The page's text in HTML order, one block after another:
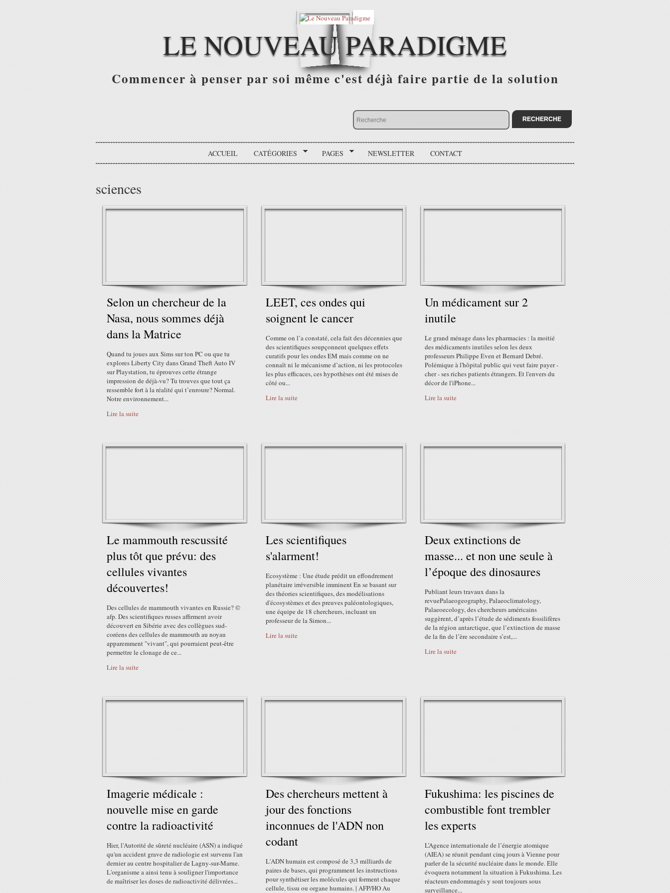
LE NOUVEAU PARADIGME
Commencer à penser par soi même c'est déjà faire partie de la solution
ACCUEIL CATÉGORIES PAGES NEWSLETTER CONTACT
sciences
Selon un chercheur de la
Nasa, nous sommes déjà
dans la Matrice
Quand tu joues aux Sims sur ton PC ou que tu
explores Liberty City dans Grand Theft Auto IV
sur Playstation, tu éprouves cette étrange
impression de déjà-vu? Tu trouves que tout ça
ressemble fort à la réalité qui t’enroure? Normal.
Notre environnement...
Lire la suite
LEET, ces ondes qui
soignent le cancer
Comme on l’a constaté, cela fait des décennies que
des scientifiques soupçonnent quelques effets
curatifs pour les ondes EM mais comme on ne
connaît ni le mécanisme d’action, ni les protocoles
les plus efficaces, ces hypothèses ont été mises de
côté ou...
Lire la suite
Un médicament sur 2
inutile
Le grand ménage dans les pharmacies : la moitié
des médicaments inutiles selon les deux
professeurs Philippe Even et Bernard Debré.
Polémique à l'hôpital public qui veut faire payer -
cher - ses riches patients étrangers. Et l'envers du
décor de l'iPhone...
Lire la suite
Le mammouth rescussité
plus tôt que prévu: des
cellules vivantes
découvertes!
Des cellules de mammouth vivantes en Russie? ©
afp. Des scientifiques russes affirment avoir
découvert en Sibérie avec des collègues sud-
coréens des cellules de mammouth au noyau
apparemment "vivant", qui pourraient peut-être
permettre le clonage de ce...
Lire la suite
Les scientifiques
s'alarment!
Ecosystème : Une étude prédit un effondrement
planétaire irréversible imminent En se basant sur
des théories scientifiques, des modélisations
d'écosystèmes et des preuves paléontologiques,
une équipe de 18 chercheurs, incluant un
professeur de la Simon...
Lire la suite
Deux extinctions de
masse... et non une seule à
l’époque des dinosaures
Publiant leurs travaux dans la
revuePalaeogeography, Palaeoclimatology,
Palaeoecology, des chercheurs américains
suggèrent, d’après l’étude de sédiments fossilifères
de la région antarctique, que l’extinction de masse
de la fin de l’ère secondaire s’est,...
Lire la suite
Imagerie médicale :
nouvelle mise en garde
contre la radioactivité
Hier, l'Autorité de sûreté nucléaire (ASN) a indiqué
qu'un accident grave de radiologie est survenu l'an
dernier au centre hospitalier de Lagny-sur-Marne.
L'organisme a ainsi tenu à souligner l'importance
de maîtriser les doses de radioactivité délivrées...
Des chercheurs mettent à
jour des fonctions
inconnues de l'ADN non
codant
L'ADN humain est composé de 3,3 milliards de
paires de bases, qui programment les instructions
pour synthétiser les molécules qui forment chaque
cellule, tissu ou organe humains. | AFP/HO Au
Fukushima: les piscines de
combustible font trembler
les experts
L’Agence internationale de l’énergie atomique
(AIEA) se réunit pendant cinq jours à Vienne pour
parler de la sécurité nucléaire dans le monde. Elle
évoquera notamment la situation à Fukushima. Les
réacteurs endommagés y sont toujours sous
surveillance...